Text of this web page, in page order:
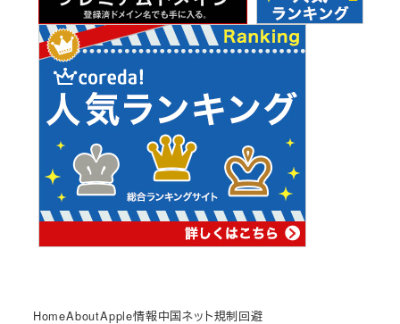
HomeAboutApple情報中国ネット規制回避